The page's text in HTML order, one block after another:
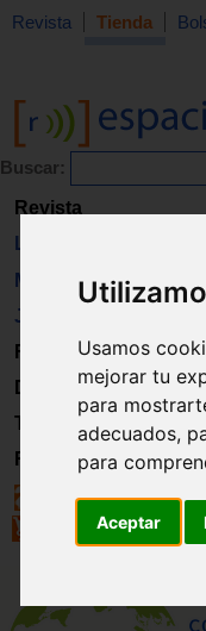
Usamos
mejorar tu
para
adecuados,
para
Aceptar
Revista Tienda
Buscar:
Revista
Libros
Material
Juguetes
Formación
Directorio
Trabajo
Registro